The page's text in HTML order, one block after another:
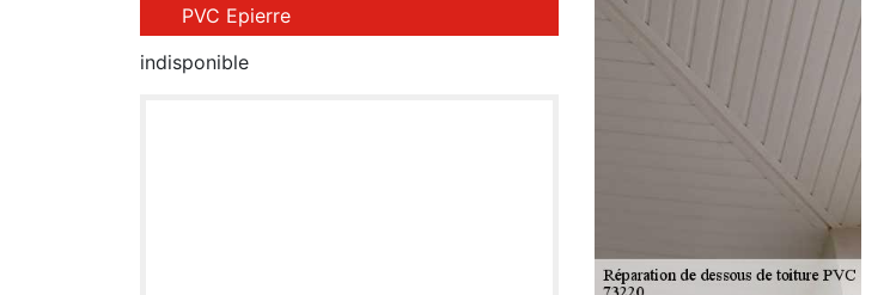
PVC Epierre
indisponible